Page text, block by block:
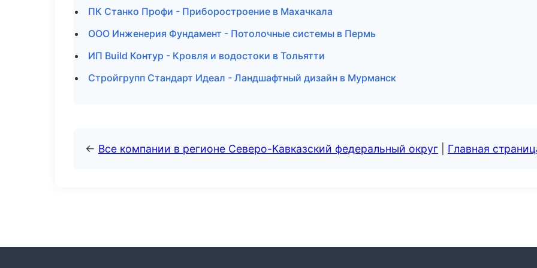
ПК Станко Профи - Приборостроение в Махачкала
ООО Инженерия Фундамент - Потолочные системы в Пермь
ИП Build Контур - Кровля и водостоки в Тольятти
Стройгрупп Стандарт Идеал - Ландшафтный дизайн в Мурманск
← Все компании в регионе Северо-Кавказский федеральный округ Главная